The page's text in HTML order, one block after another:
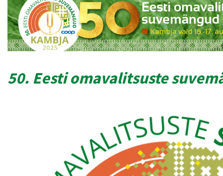
50. Eesti omavalitsuste